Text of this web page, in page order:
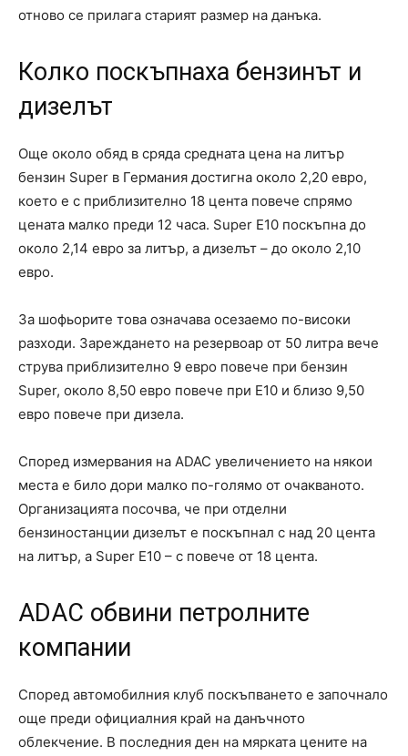
отново се прилага старият размер на данъка.
Колко поскъпнаха бензинът и
дизелът
Още около обяд в сряда средната цена на литър
бензин Super в Германия достигна около 2,20 евро,
което е с приблизително 18 цента повече спрямо
цената малко преди 12 часа. Super E10 поскъпна до
около 2,14 евро за литър, а дизелът – до около 2,10
евро.
За шофьорите това означава осезаемо по-високи
разходи. Зареждането на резервоар от 50 литра вече
струва приблизително 9 евро повече при бензин
Super, около 8,50 евро повече при E10 и близо 9,50
евро повече при дизела.
Според измервания на ADAC увеличението на някои
места е било дори малко по-голямо от очакваното.
Организацията посочва, че при отделни
бензиностанции дизелът е поскъпнал с над 20 цента
на литър, а Super E10 – с повече от 18 цента.
ADAC обвини петролните
компании
Според автомобилния клуб поскъпването е започнало
още преди официалния край на данъчното
облекчение. В последния ден на мярката цените на